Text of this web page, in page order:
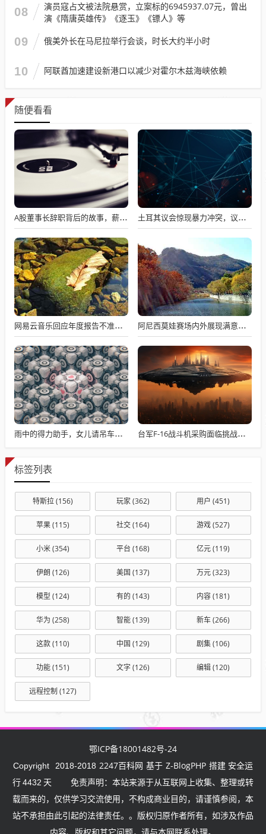
08
演员寇占文被法院悬赏，立案标的6945937.07元，曾出
演《隋唐英雄传》《逐玉》《镖人》等
09 俄美外长在马尼拉举行会谈，时长大约半小时
10 阿联酋加速建设新港口以减少对霍尔木兹海峡依赖
随便看看
A股董事长辞职背后的故事，薪资不满意引发争议 土耳其议会惊现暴力冲突，议员互撕引发全球瞩目
网易云音乐回应年度报告不准争议，数据与情感对接的精准之道 阿尼西莫娃赛场内外展现满意与期待，自信闪耀全场
雨中的得力助手，女儿请吊车助父母快速收玉米 台军F-16战斗机采购面临挑战与困境
标签列表
特斯拉(156) 玩家(362) 用户 (451)
苹果(115) 社交(164) 游戏(527)
小米(354) 平台 (168) 亿元(119)
伊朗 (126) 美国 (137) 万元(323)
模型 (124) 有的 (143) 内容(181)
华为 (258) 智能(139) 新车(266)
这款(110) 中国 (129) 剧集(106)
功能(151) 文字(126) 编辑(120)
远程控制 (127)
鄂ICP备18001482号-24
Copyright 2018-2018 2247百科网 基于 Z-BlogPHP 搭建 安全运
行4432 天
免责声明：本站来源于从互联网上收集、整理或转
载而来的，仅供学习交流使用，不构成商业目的，请谨慎参阅，本
站不承担由此引起的法律责任。。版权归原作者所有，如涉及作品
内容、版权和其它问题，请与本网联系处理。